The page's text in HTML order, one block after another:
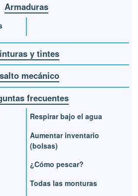
Armaduras
y tintes
mecánico
frecuentes
Respirar bajo el agua
Aumentar inventario
(bolsas)
¿Cómo pescar?
Todas las monturas